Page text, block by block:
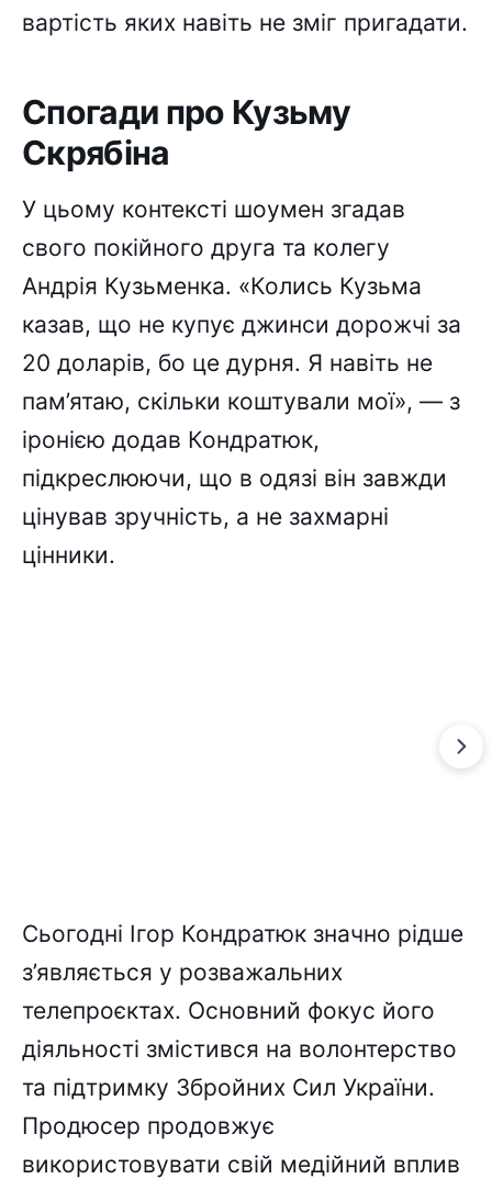
вартість яких навіть не зміг пригадати.
Спогади про Кузьму
Скрябіна
У цьому контексті шоумен згадав
свого покійного друга та колегу
Андрія Кузьменка. «Колись Кузьма
казав, що не купує джинси дорожчі за
20 доларів, бо це дурня. Я навіть не
пам’ятаю, скільки коштували мої», — з
іронією додав Кондратюк,
підкреслюючи, що в одязі він завжди
цінував зручність, а не захмарні
цінники.
Сьогодні Ігор Кондратюк значно рідше
з’являється у розважальних
телепроєктах. Основний фокус його
діяльності змістився на волонтерство
та підтримку Збройних Сил України.
Продюсер продовжує
використовувати свій медійний вплив